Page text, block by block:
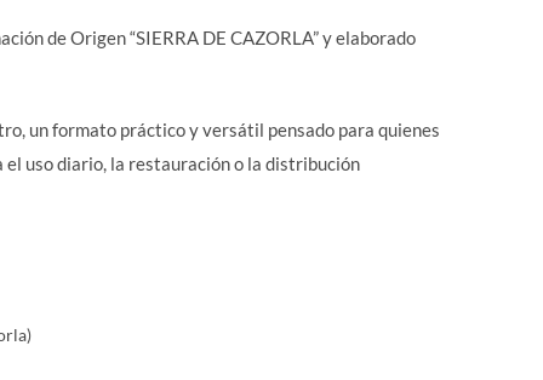
de Origen “SIERRA DE CAZORLA” y elaborado
un formato práctico y versátil pensado para quienes
el uso diario, la restauración o la distribución